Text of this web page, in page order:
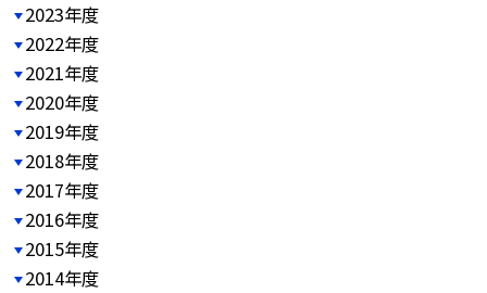
2023年度
2022年度
2021年度
2020年度
2019年度
2018年度
2017年度
2016年度
2015年度
2014年度